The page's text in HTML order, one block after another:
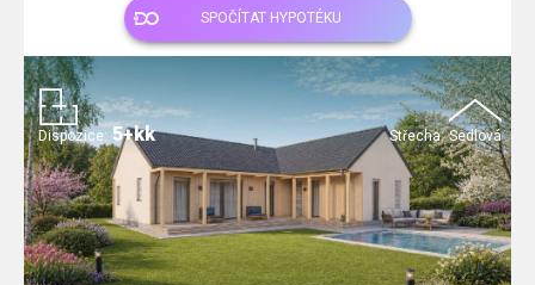
SPOČÍTAT HYPOTÉKU
Střecha: Sedlová
Dispozice: 5+kk